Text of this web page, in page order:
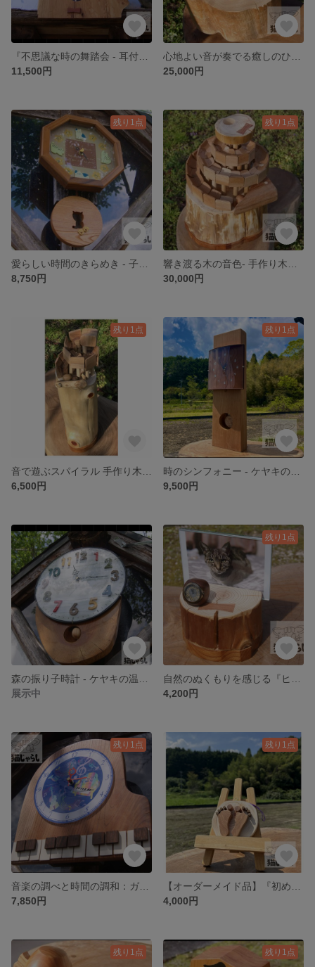
11,500円
25,000円
残り1点
8,750円
残り1点
30,000円
残り1点
6,500円
残り1点
9,500円
展示中
残り1点
4,200円
残り1点
7,850円
残り1点
4,000円
残り1点 残り1点